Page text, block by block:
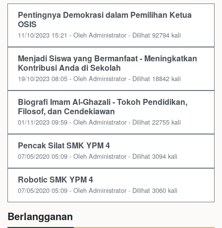
Pentingnya Demokrasi dalam Pemilihan Ketua
OSIS
11/10/2023 15:21 - Oleh Administrator - Dilihat 92794 kali
Menjadi Siswa yang Bermanfaat - Meningkatkan
Kontribusi Anda di Sekolah
19/10/2023 08:05 - Oleh Administrator - Dilihat 18842 kali
Biografi Imam Al-Ghazali - Tokoh Pendidikan,
Filosof, dan Cendekiawan
01/11/2023 09:59 - Oleh Administrator - Dilihat 22755 kali
Pencak Silat SMK YPM 4
07/05/2020 05:09 - Oleh Administrator - Dilihat 3094 kali
Robotic SMK YPM 4
07/05/2020 05:09 - Oleh Administrator - Dilihat 3060 kali
Berlangganan